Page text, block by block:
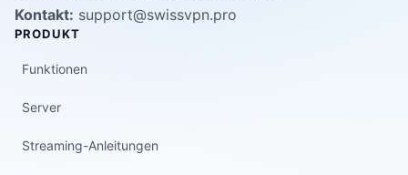
Kontakt: support@swissvpn.pro
PRODUKT
Funktionen
Server
Streaming-Anleitungen